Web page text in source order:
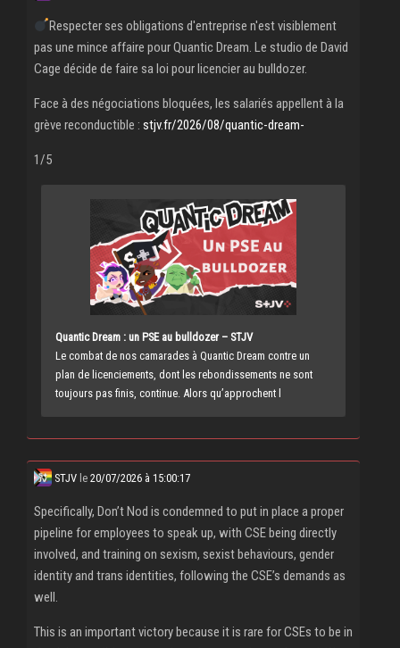
Respecter ses obligations d'entreprise n'est visiblement
pas une mince affaire pour Quantic Dream. Le studio de David
Cage décide de faire sa loi pour licencier au bulldozer.
Face à des négociations bloquées, les salariés appellent à la
grève reconductible : stjv.fr/2026/08/quantic-dream-
1/5
Quantic Dream : un PSE au bulldozer – STJV
Le combat de nos camarades à Quantic Dream contre un
plan de licenciements, dont les rebondissements ne sont
toujours pas finis, continue. Alors qu’approchent l
STJV le 20/07/2026 à 15:00:17
Specifically, Don’t Nod is condemned to put in place a proper
pipeline for employees to speak up, with CSE being directly
involved, and training on sexism, sexist behaviours, gender
identity and trans identities, following the CSE’s demands as
well.
This is an important victory because it is rare for CSEs to be in